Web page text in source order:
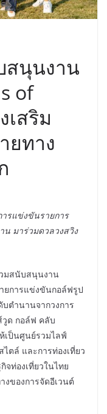
สนุนงาน
of
เสริม
ยทาง
ารแข่งขันรายการ
น มาร่วมดวลวงสวิง
มสนับสนุนงาน
ยการแข่งขันกอล์ฟรูป
ตำนานจากวงการ
ด กอล์ฟ คลับ
เป็นศูนย์รวมไลฟ์
ตล์ และการท่องเที่ยว
จท่องเที่ยวในไทย
ของการจัดอีเวนต์